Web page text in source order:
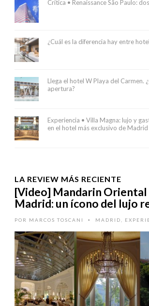
Crítica • Renaissance São Paulo:
¿Cuál es la diferencia hay entre
Llega el hotel W Playa del Carmen.
apertura?
Experiencia • Villa Magna: lujo y
en el hotel más exclusivo de Madrid
LA REVIEW MÁS RECIENTE
[Video] Mandarin Oriental
Madrid: un ícono del lujo
POR MARCOS TOSCANI • MADRID,